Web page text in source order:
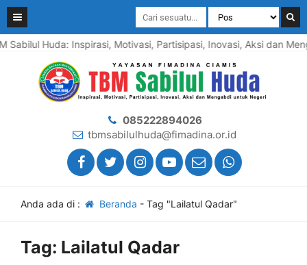
Sabilul Huda: Inspirasi, Motivasi, Partisipasi, Inovasi, Aksi dan
085222894026
tbmsabilulhuda@fimadina.or.id
Anda ada di : Beranda - Tag "Lailatul Qadar"
Tag: Lailatul Qadar